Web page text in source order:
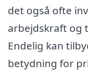
det også ofte
arbejdskraft og
Endelig kan
betydning for